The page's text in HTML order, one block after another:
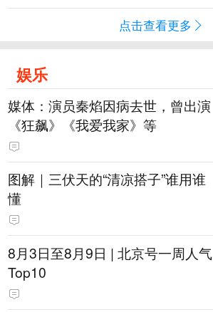
点击查看更多
娱乐
媒体：演员秦焰因病去世，曾出演
《狂飙》《我爱我家》等
图解｜三伏天的“清凉搭子”谁用谁
懂
8月3日至8月9日 | 北京号一周人气
Top10